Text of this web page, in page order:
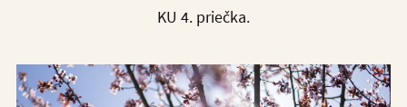
KU 4. priečka.